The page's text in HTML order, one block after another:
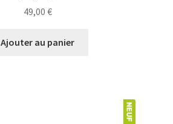
49,00 €
Ajouter au panier